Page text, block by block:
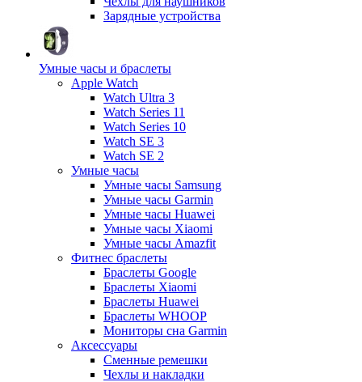
Зарядные устройства
Умные часы и браслеты
Apple Watch
Watch Ultra 3
Watch Series 11
Watch Series 10
Watch SE 3
Watch SE 2
Умные часы
Умные часы Samsung
Умные часы Garmin
Умные часы Huawei
Умные часы Xiaomi
Умные часы Amazfit
Фитнес браслеты
Браслеты Google
Браслеты Xiaomi
Браслеты Huawei
Браслеты WHOOP
Мониторы сна Garmin
Аксессуары
Сменные ремешки
Чехлы и накладки